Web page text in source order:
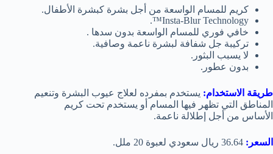
كريم للمسام الواسعة من أجل بشرة كبشرة الأطفال.
Insta-Blur Technology™.
خافي فوري للمسام الواسعة بدون سدها .
تركيبة جل شفافة لبشرة ناعمة وصافية.
لا يسبب البثور.
بدون عطور.
طريقة الاستخدام: يستخدم بمفرده لعلاج عيوب البشرة وتنعيم
المناطق التي تظهر فيها المسام أو يستخدم تحت كريم
الأساس من أجل إطلالة ناعمة.
السعر: 36.64 ريال سعودي لعبوة 20 ملل.